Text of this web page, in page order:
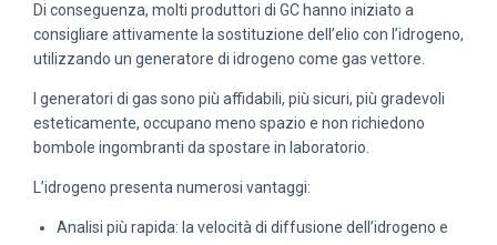
Di conseguenza, molti produttori di GC hanno iniziato a
consigliare attivamente la sostituzione dell’elio con l’idrogeno,
utilizzando un generatore di idrogeno come gas vettore.
I generatori di gas sono più affidabili, più sicuri, più gradevoli
esteticamente, occupano meno spazio e non richiedono
bombole ingombranti da spostare in laboratorio
L’idrogeno presenta numerosi vantaggi:
Analisi più rapida: la velocità di diffusione dell’idrogeno e